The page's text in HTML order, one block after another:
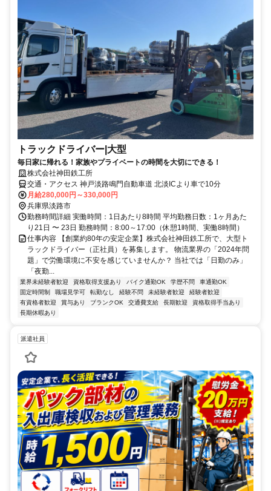
トラックドライバー|大型
毎日家に帰れる！家族やプライベートの時間を大切にできる！
株式会社神田鉄工所
交通・アクセス 神戸淡路鳴門自動車道 北淡ICより車で10分
月給280,000円～330,000円
兵庫県淡路市
勤務時間詳細 実働時間：1日あたり8時間 平均勤務日数：1ヶ月あた
り21日 〜 23日 勤務時間：8:00～17:00（休憩1時間、実働8時間）
仕事内容 【創業約80年の安定企業】株式会社神田鉄工所で、大型ト
ラックドライバー（正社員）を募集します。 物流業界の「2024年問
題」で労働環境に不安を感じていませんか？ 当社では「日勤のみ」
「夜勤...
業界未経験者歓迎 資格取得支援あり バイク通勤OK 学歴不問
車通勤OK
固定時間制
職場見学可 転勤なし 経験不問 未経験者歓迎
経験者歓迎
有資格者歓迎
賞与あり ブランクOK 交通費支給 長期歓迎
資格取得手当あり
長期休暇あり
派遣社員